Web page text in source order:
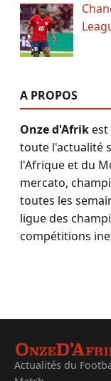
A PROPOS
Onze d'Afrikest
toute l'actualité
l'Afrique et du
mercato,
toutes les
ligue des
compétitions
Actualités du